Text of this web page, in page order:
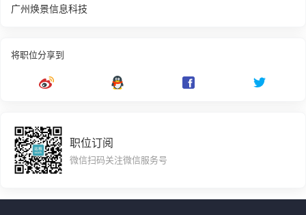
广州焕景信息科技
将职位分享到
职位订阅
微信扫码关注微信服务号